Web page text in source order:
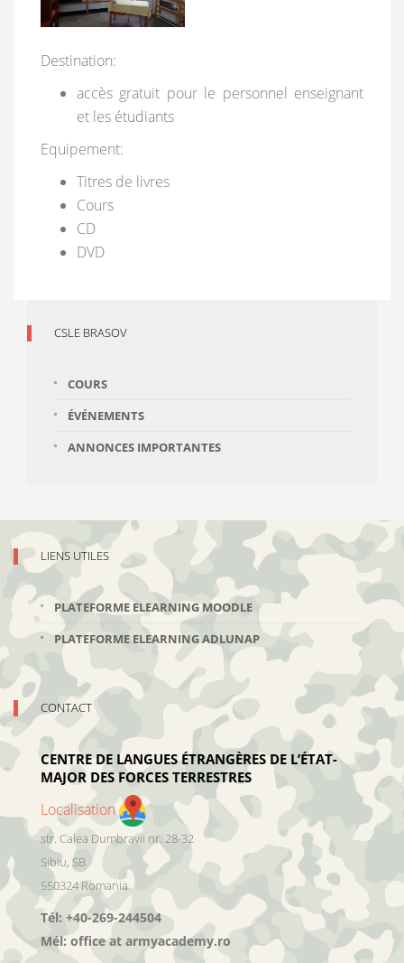
Destination:
accès gratuit pour le personnel enseignant
et les étudiants
Equipement:
Titres de livres
Cours
CD
DVD
CSLE BRASOV
COURS
ÉVÉNEMENTS
ANNONCES IMPORTANTES
LIENS UTILES
PLATEFORME ELEARNING MOODLE
PLATEFORME ELEARNING ADLUNAP
CONTACT
CENTRE DE LANGUES ÉTRANGÈRES DE L’ÉTAT-
MAJOR DES FORCES TERRESTRES
Localisation
str. Calea Dumbravii nr. 28-32
Sibiu, SB
550324 Romania
Tél: +40-269-244504
Mél:office at armyacademy.ro